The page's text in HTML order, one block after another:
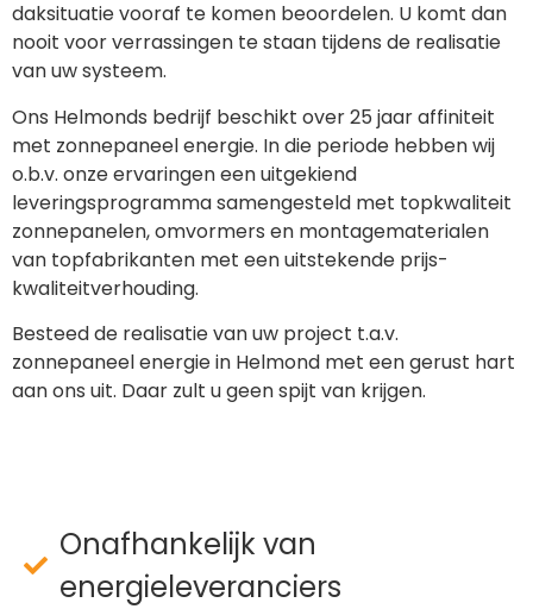
daksituatie vooraf te komen beoordelen. U komt dan
nooit voor verrassingen te staan tijdens de realisatie
van uw systeem.
Ons Helmonds bedrijf beschikt over 25 jaar affiniteit
met zonnepaneel energie. In die periode hebben wij
o.b.v. onze ervaringen een uitgekiend
leveringsprogramma samengesteld met topkwaliteit
zonnepanelen, omvormers en montagematerialen
van topfabrikanten met een uitstekende prijs-
kwaliteitverhouding.
Besteed de realisatie van uw project t.a.v.
zonnepaneel energie in Helmond met een gerust hart
aan ons uit. Daar zult u geen spijt van krijgen.
Onafhankelijk van
energieleveranciers